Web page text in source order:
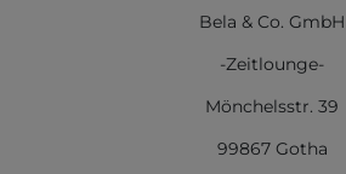
Bela & Co. GmbH
-Zeitlounge-
Mönchelsstr. 39
99867 Gotha